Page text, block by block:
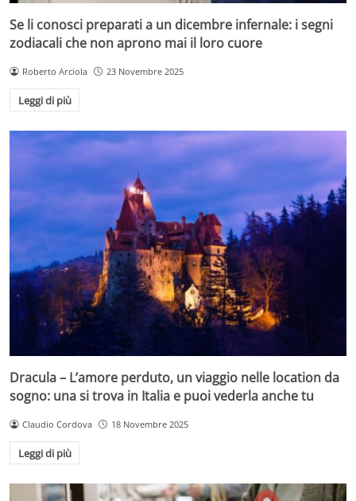
Se li conosci preparati a un dicembre infernale: i segni
zodiacali che non aprono mai il loro cuore
Roberto Arciola 23 Novembre 2025
Leggi di più
Dracula – L’amore perduto, un viaggio nelle location da
sogno: una si trova in Italia e puoi vederla anche tu
Claudio Cordova 18 Novembre 2025
Leggi di più